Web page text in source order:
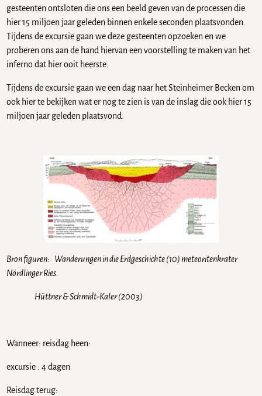
gesteenten ontsloten die ons een beeld geven van de processen die
hier 15 miljoen jaar geleden binnen enkele seconden plaatsvonden.
Tijdens de excursie gaan we deze gesteenten opzoeken en we
proberen ons aan de hand hiervan een voorstelling te maken van het
inferno dat hier ooit heerste.
Tijdens de excursie gaan we een dag naar het Steinheimer Becken om
ook hier te bekijken wat er nog te zien is van de inslag die ook hier 15
miljoen jaar geleden plaatsvond.
Bron figuren: Wanderungen in die Erdgeschichte (10) meteoritenkrater
Nördlinger Ries.
Hüttner & Schmidt-Kaler (2003)
Wanneer: reisdag heen:
excursie : 4 dagen
Reisdag terug: